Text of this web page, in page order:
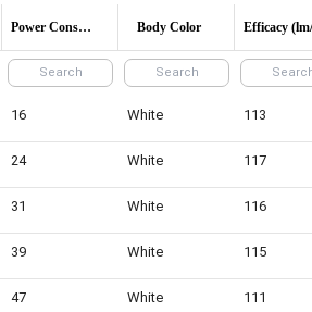
Power Consumption Body Color
16 White 113
24 White 117
31 White 116
39 White 115
47 White 111